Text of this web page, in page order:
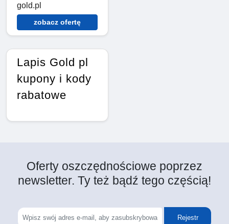
gold.pl
zobacz ofertę
Lapis Gold pl
kupony i kody
rabatowe
Oferty oszczędnościowe poprzez
newsletter. Ty też bądź tego częścią!
Rejestr